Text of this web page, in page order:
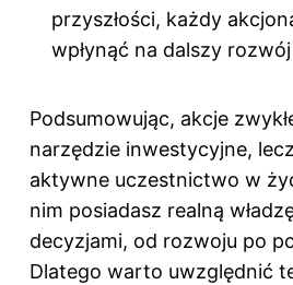
przyszłości, każdy
wpłynąć na dalszy
Podsumowując, akcje
narzędzie inwestycyjne,
aktywne uczestnictwo w
nim posiadasz realną
decyzjami, od rozwoju po
Dlatego warto uwzględnić